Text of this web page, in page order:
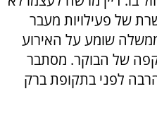
של פעילויות מעבר
שומע על האירוע
של הבוקר. מסתבר
לפני בתקופת ברק